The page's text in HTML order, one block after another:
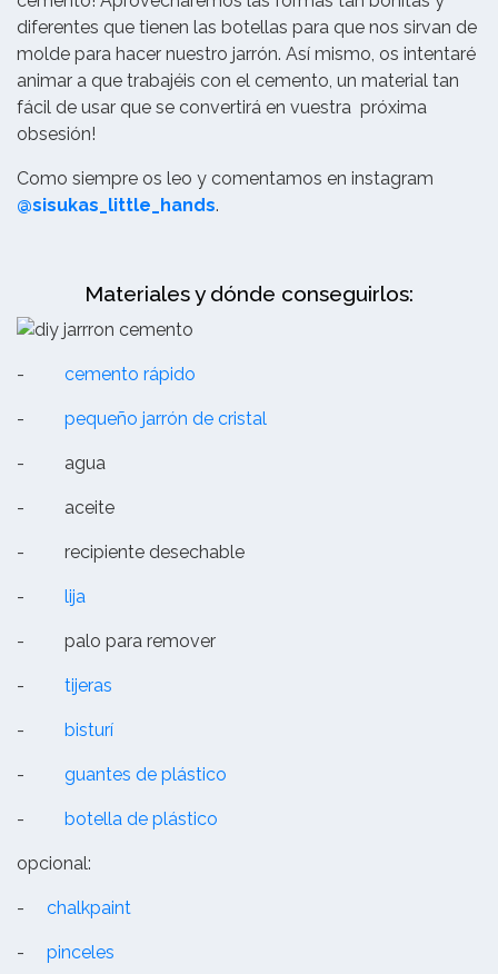
diferentes que tienen las botellas para que nos sirvan de
molde para hacer nuestro jarrón. Así mismo, os intentaré
animar a que trabajéis con el cemento, un material tan
fácil de usar que se convertirá en vuestra próxima
obsesión!
Como siempre os leo y comentamos en instagram
@sisukas_little_hands.
Materiales y dónde conseguirlos:
- cemento rápido
- pequeño jarrón de cristal
- agua
- aceite
- recipiente desechable
- lija
- palo para remover
- tijeras
- bisturí
- guantes de plástico
- botella de plástico
opcional:
- chalkpaint
- pinceles